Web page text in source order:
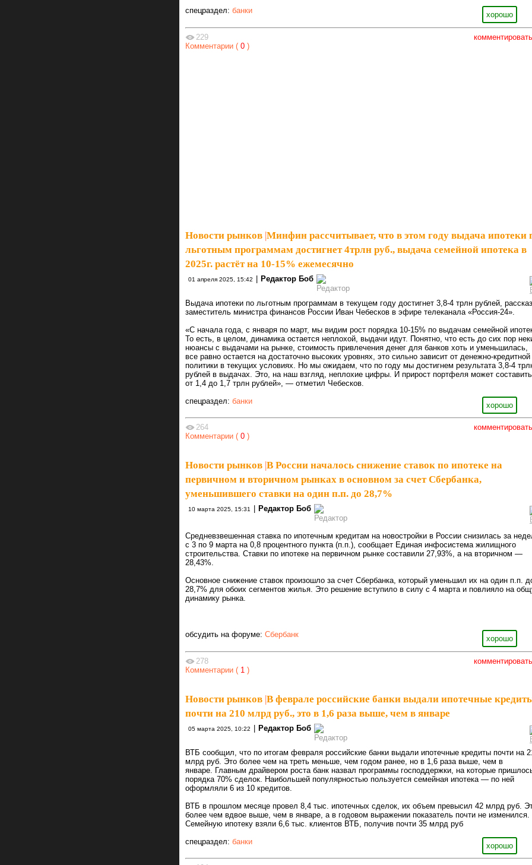
хорошо
спецраздел: банки
комментировать
229
Комментарии ( 0 )
Новости рынков |Минфин рассчитывает, что в этом году выдача ипотеки
льготным программам достигнет 4трлн руб., выдача семейной ипотека в
2025г. растёт на 10-15% ежемесячно
01 апреля 2025, 15:42 Редактор Боб
Выдача ипотеки по льготным программам в текущем году достигнет 3,8-4 трлн рублей,
заместитель министра финансов России Иван Чебесков в эфире телеканала «Россия-24».
«С начала года, с января по март, мы видим рост порядка 10-15% по выдачам семейной
То есть, в целом, динамика остается неплохой, выдачи идут. Понятно, что есть до сих пор
нюансы с выдачами на рынке, стоимость привлечения денег для банков хоть и уменьшилась,
все равно остается на достаточно высоких уровнях, это сильно зависит от денежно-кредитной
политики в текущих условиях. Но мы ожидаем, что по году мы достигнем результата 3,8-4
рублей в выдачах. Это, на наш взгляд, неплохие цифры. И прирост портфеля может составить
от 1,4 до 1,7 трлн рублей», — отметил Чебесков.
хорошо
спецраздел: банки
комментировать
264
Комментарии ( 0 )
Новости рынков |В России началось снижение ставок по ипотеке на
первичном и вторичном рынках в основном за счет Сбербанка,
уменьшившего ставки на один п.п. до 28,7%
10 марта 2025, 15:31 Редактор Боб
Средневзвешенная ставка по ипотечным кредитам на новостройки в России снизилась за
с 3 по 9 марта на 0,8 процентного пункта (п.п.), сообщает Единая инфосистема жилищного
строительства. Ставки по ипотеке на первичном рынке составили 27,93%, а на вторичном —
28,43%.
Основное снижение ставок произошло за счет Сбербанка, который уменьшил их на один п.п.
28,7% для обоих сегментов жилья. Это решение вступило в силу с 4 марта и повлияло на
динамику рынка.
хорошо
обсудить на форуме: Сбербанк
комментировать
278
Комментарии ( 1 )
Новости рынков |В феврале российские банки выдали ипотечные
почти на 210 млрд руб., это в 1,6 раза выше, чем в январе
05 марта 2025, 10:22 | Редактор Боб
ВТБ сообщил, что по итогам февраля российские банки выдали ипотечные кредиты почти на
млрд руб. Это более чем на треть меньше, чем годом ранее, но в 1,6 раза выше, чем в
январе. Главным драйвером роста банк назвал программы господдержки, на которые
порядка 70% сделок. Наибольшей популярностью пользуется семейная ипотека — по ней
оформляли 6 из 10 кредитов.
ВТБ в прошлом месяце провел 8,4 тыс. ипотечных сделок, их объем превысил 42 млрд руб.
более чем вдвое выше, чем в январе, а в годовом выражении показатель почти не изменился.
Семейную ипотеку взяли 6,6 тыс. клиентов ВТБ, получив почти 35 млрд руб
хорошо
спецраздел: банки